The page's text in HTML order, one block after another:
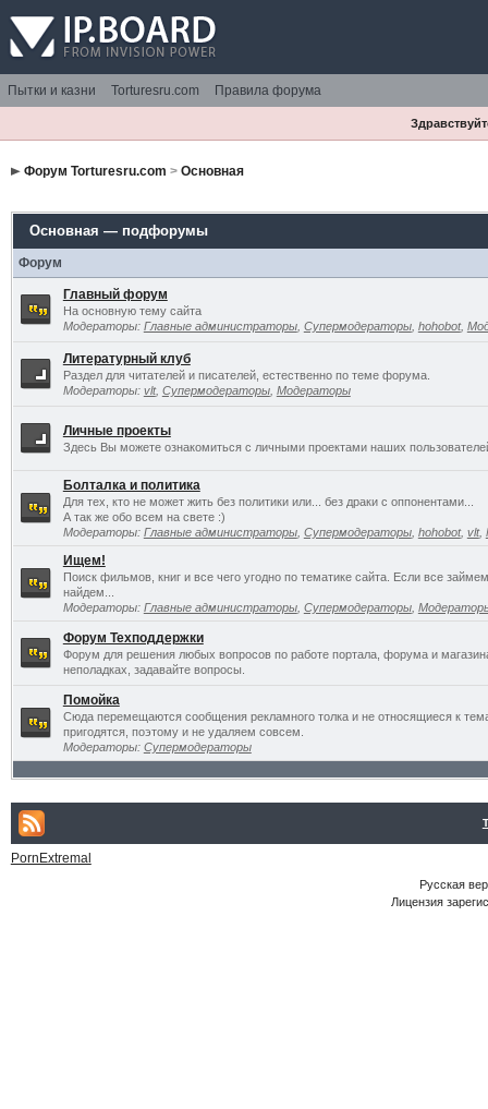
Пытки и казни Torturesru.com Правила форума
Форум Torturesru.com > Основная
Основная — подфорумы
Форум
Главный форум
На основную тему сайта
Модераторы: Главные администраторы, Супермодераторы, hohobot,
Литературный клуб
Раздел для читателей и писателей, естественно по теме форума.
Модераторы: vlt, Супермодераторы, Модераторы
Личные проекты
Здесь Вы можете ознакомиться с личными проектами наших
Болталка и политика
Для тех, кто не может жить без политики или... без драки с оппонентами...
А так же обо всем на свете :)
Модераторы: Главные администраторы, Супермодераторы, hohobot, vlt,
Ищем!
Поиск фильмов, книг и все чего угодно по тематике сайта. Если все
найдем...
Модераторы: Главные администраторы, Супермодераторы,
Форум Техподдержки
Форум для решения любых вопросов по работе портала, форума и
неполадках, задавайте вопросы.
Помойка
Сюда перемещаются сообщения рекламного толка и не относящиеся к
пригодятся, поэтому и не удаляем совсем.
Модераторы: Супермодераторы
PornExtremal
Русская
Лицензия